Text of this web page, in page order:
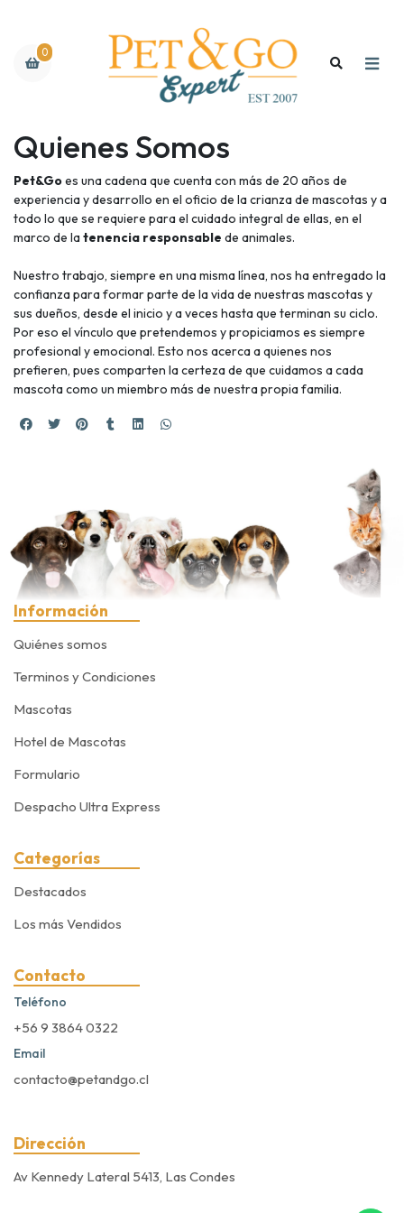
0
Quienes Somos
Pet&Goes una cadena que cuenta con más de 20 años de
experiencia y desarrollo en el oficio de la crianza de mascotas y a
todo lo que se requiere para el cuidado integral de ellas, en el
marco de latenencia responsable de animales.
Nuestro trabajo, siempre en una misma línea, nos ha entregado la
confianza para formar parte de la vida de nuestras mascotas y
sus dueños, desde el inicio y a veces hasta que terminan su ciclo.
Por eso el vínculo que pretendemos y propiciamos es siempre
profesional y emocional. Esto nos acerca a quienes nos
prefieren, pues comparten la certeza de que cuidamos a cada
mascota como un miembro más de nuestra propia familia.
Información
Quiénes somos
Terminos y Condiciones
Mascotas
Hotel de Mascotas
Formulario
Despacho Ultra Express
Categorías
Destacados
Los más Vendidos
Contacto
Teléfono
+56 9 3864 0322
Email
contacto@petandgo.cl
Dirección
Av Kennedy Lateral 5413, Las Condes